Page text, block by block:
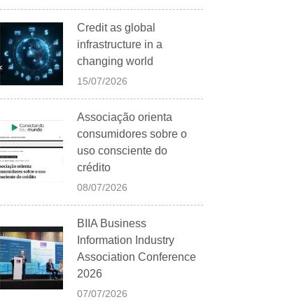
Credit as global
infrastructure in a
changing world
15/07/2026
Associação orienta
consumidores sobre o
uso consciente do
crédito
08/07/2026
BIIA Business
Information Industry
Association Conference
2026
07/07/2026